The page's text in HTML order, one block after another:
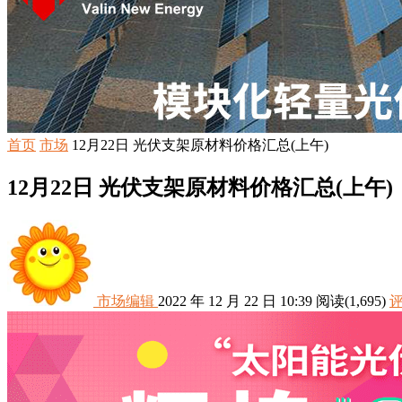
首页 市场 12月22日 光伏支架原材料价格汇总(上午)
12月22日 光伏支架原材料价格汇总(上午)
市场编辑 2022 年 12 月 22 日 10:39 阅读(1,695)